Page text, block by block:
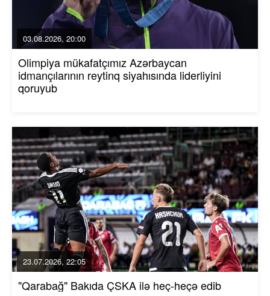
03.08.2026, 20:00
Olimpiya mükafatçımız Azərbaycan
idmançılarının reytinq siyahısında liderliyini
qoruyub
23.07.2026, 22:05
"Qarabağ" Bakıda ÇSKA ilə heç-heçə edib